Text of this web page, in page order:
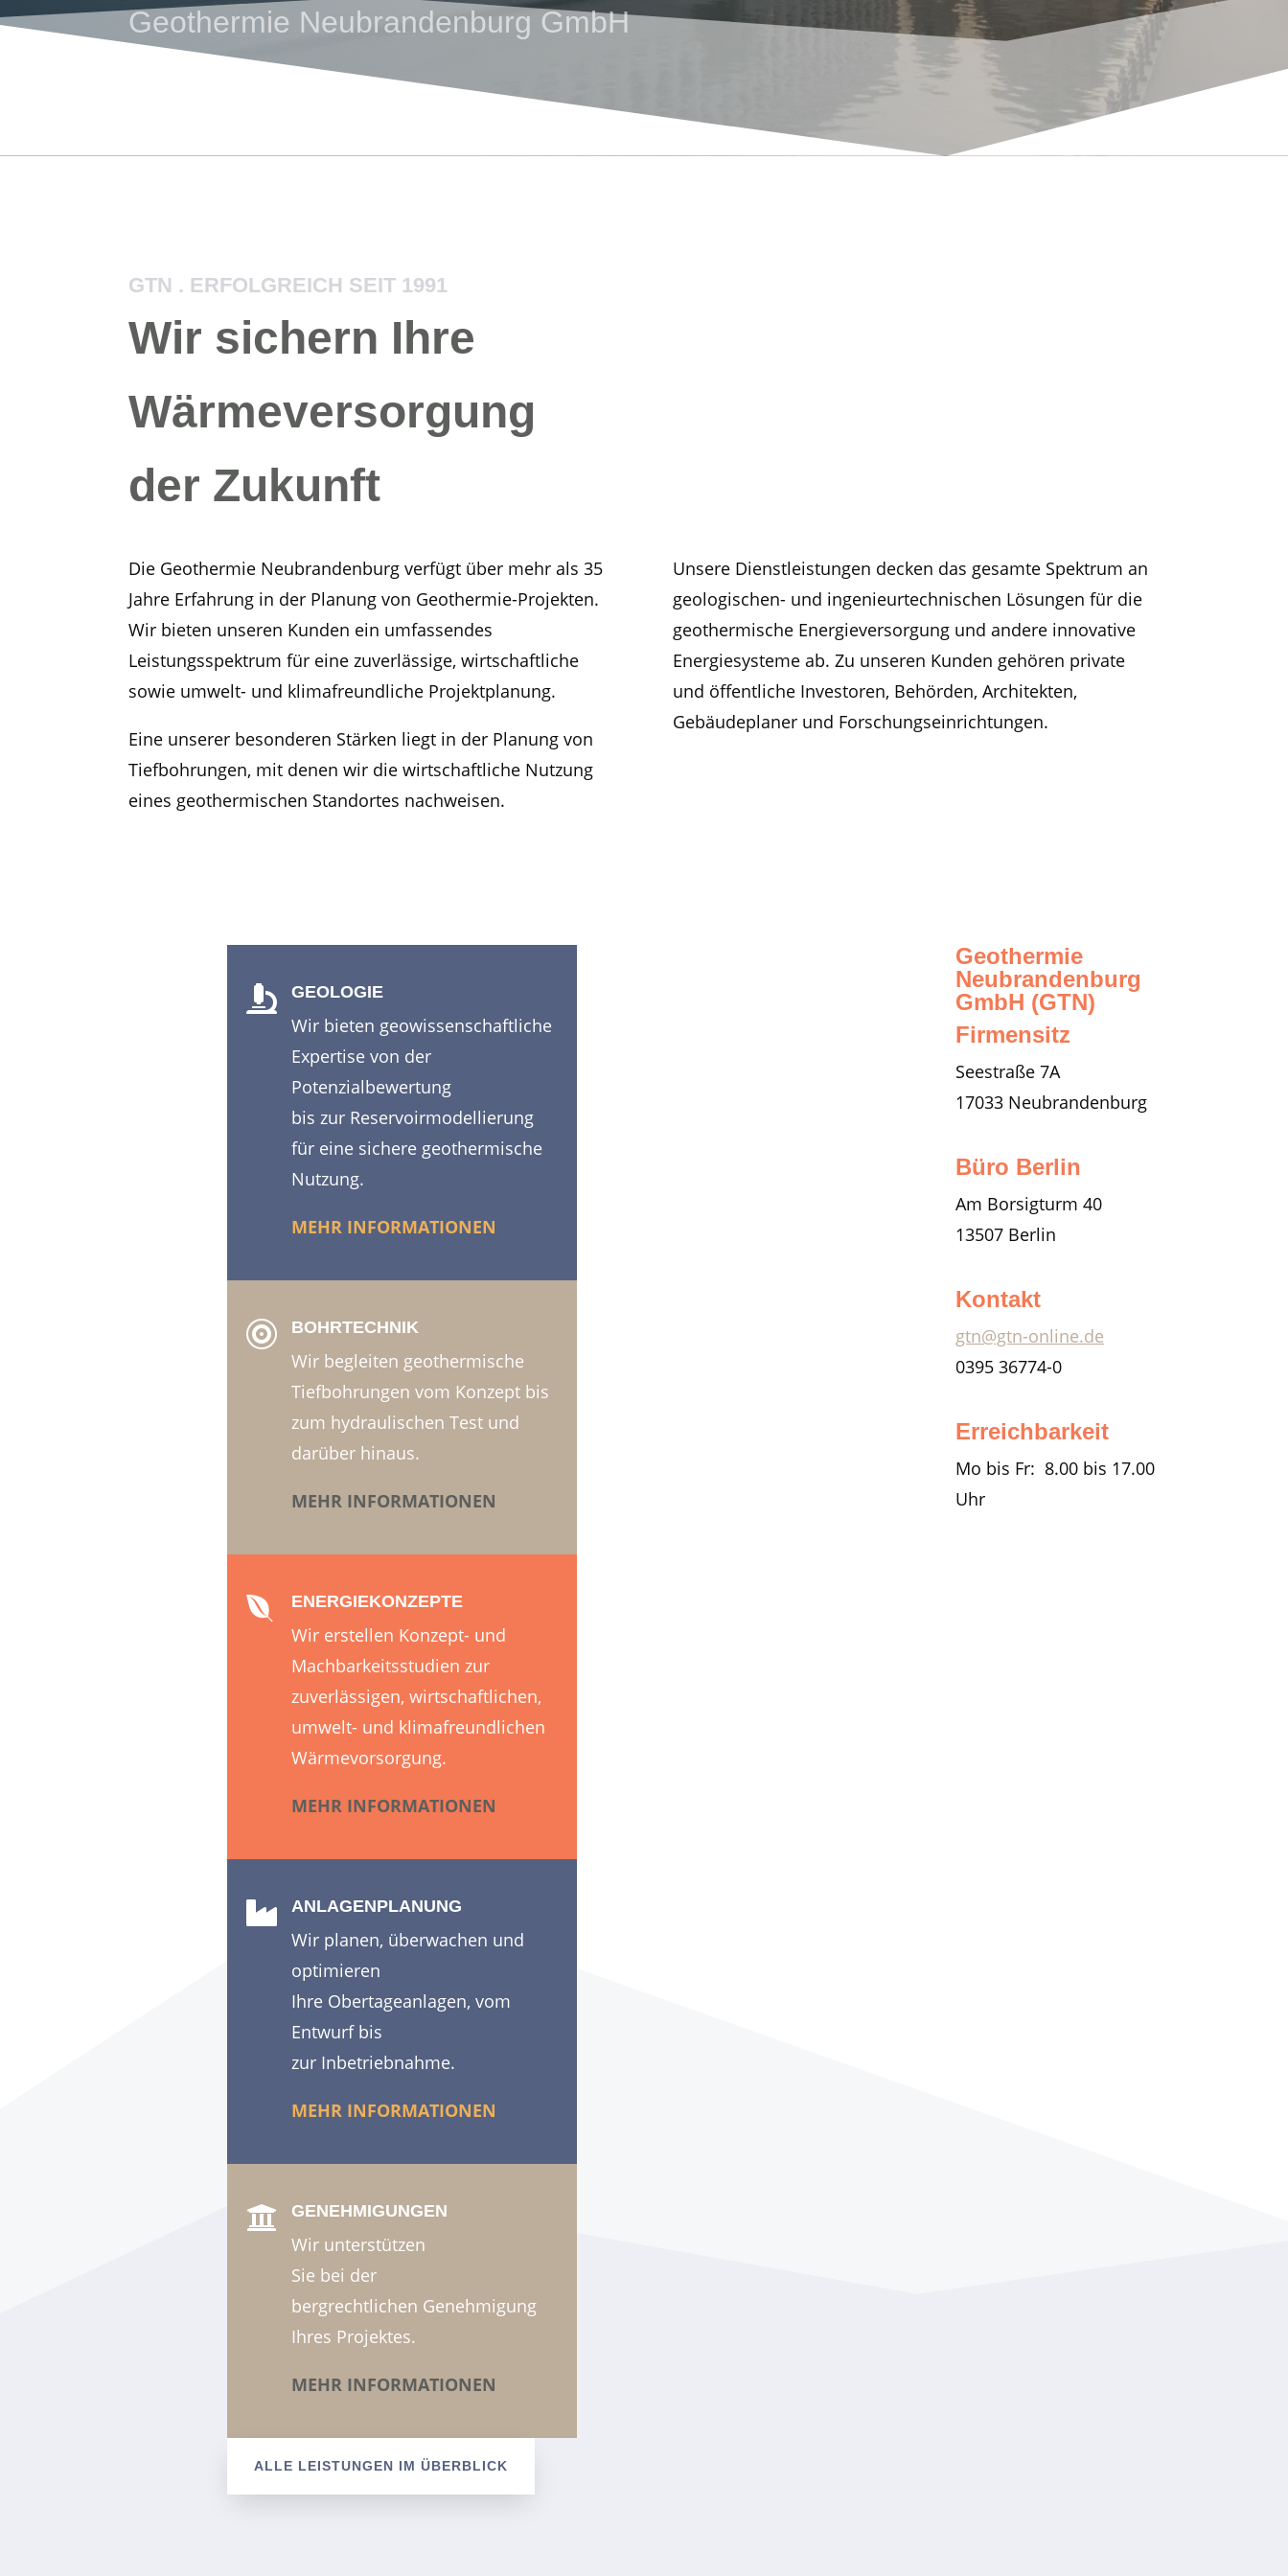
Geothermie Neubrandenburg GmbH
GTN . ERFOLGREICH SEIT 1991
Wir sichern Ihre
Wärmeversorgung
der Zukunft
Die Geothermie Neubrandenburg verfügt über mehr als 35
Jahre Erfahrung in der Planung von Geothermie-Projekten.
Wir bieten unseren Kunden ein umfassendes
Leistungsspektrum für eine zuverlässige, wirtschaftliche
sowie umwelt- und klimafreundliche Projektplanung.
Eine unserer besonderen Stärken liegt in der Planung von
Tiefbohrungen, mit denen wir die wirtschaftliche Nutzung
eines geothermischen Standortes nachweisen.
Unsere Dienstleistungen decken das gesamte Spektrum an
geologischen- und ingenieurtechnischen Lösungen für die
geothermische Energieversorgung und andere innovative
Energiesysteme ab. Zu unseren Kunden gehören private
und öffentliche Investoren, Behörden, Architekten,
Gebäudeplaner und Forschungseinrichtungen.
 GEOLOGIE
Wir bieten geowissenschaftliche
Expertise von der
Potenzialbewertung
bis zur Reservoirmodellierung
für eine sichere geothermische
Nutzung.
MEHR INFORMATIONEN
 BOHRTECHNIK
Wir begleiten geothermische
Tiefbohrungen vom Konzept bis
zum hydraulischen Test und
darüber hinaus.
MEHR INFORMATIONEN
 ENERGIEKONZEPTE
Wir erstellen Konzept- und
Machbarkeitsstudien zur
zuverlässigen, wirtschaftlichen,
umwelt- und klimafreundlichen
Wärmevorsorgung.
MEHR INFORMATIONEN
 ANLAGENPLANUNG
Wir planen, überwachen und
optimieren
Ihre Obertageanlagen, vom
Entwurf bis
zur Inbetriebnahme.
MEHR INFORMATIONEN
 GENEHMIGUNGEN
Wir unterstützen
Sie bei der
bergrechtlichen Genehmigung
Ihres Projektes.
MEHR INFORMATIONEN
ALLE LEISTUNGEN IM ÜBERBLICK
Geothermie
Neubrandenburg
GmbH (GTN)
Firmensitz
Seestraße 7A
17033 Neubrandenburg
Büro Berlin
Am Borsigturm 40
13507 Berlin
Kontakt
gtn@gtn-online.de
0395 36774-0
Erreichbarkeit
Mo bis Fr: 8.00 bis 17.00
Uhr